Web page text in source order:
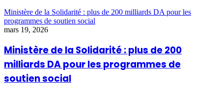
Ministère de la Solidarité : plus de 200 milliards DA pour les
programmes de soutien social
mars 19, 2026
Ministère de la Solidarité : plus de 200
milliards DA pour les programmes de
soutien social